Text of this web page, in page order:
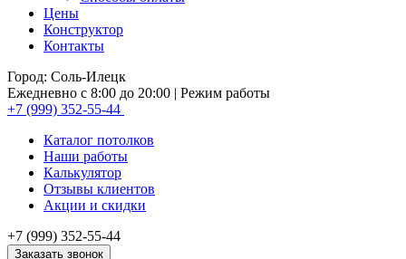
Цены
Конструктор
Контакты
Город: Соль-Илецк
Ежедневно с 8:00 до 20:00 | Режим работы
+7 (999) 352-55-44
Каталог потолков
Наши работы
Калькулятор
Отзывы клиентов
Акции и скидки
+7 (999) 352-55-44
Заказать звонок